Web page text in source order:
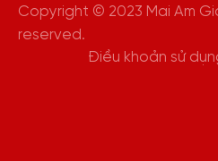
Copyright © 2023 Mai Am
reserved.
Điều khoản sử